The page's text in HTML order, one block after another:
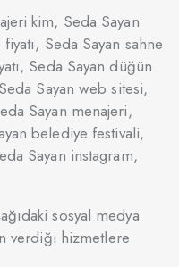
kim, Seda Sayan
Seda Sayan sahne
Seda Sayan düğün
Sayan web sitesi,
Sayan menajeri,
belediye festivali,
Sayan instagram,
sosyal medya
verdiği hizmetlere